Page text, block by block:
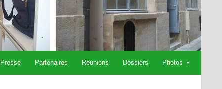
Presse Partenaires Réunions Dossiers Photos